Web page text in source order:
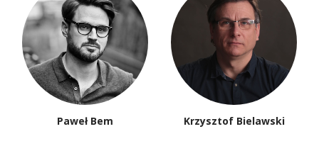
Paweł Bem Krzysztof Bielawski